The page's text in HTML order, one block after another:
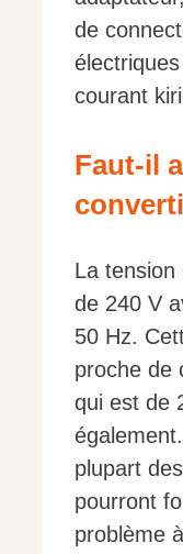
de
courant
Faut-il
La tension
de 240 V
50 Hz.
proche de
qui est de
plupart
pourront
problème